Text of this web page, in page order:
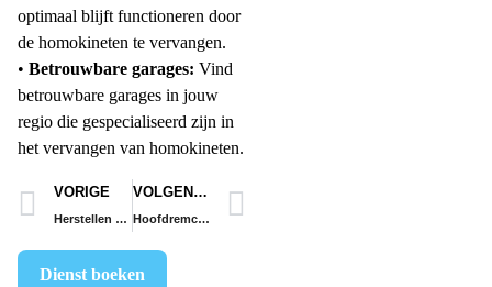
optimaal blijft functioneren door
de homokineten te vervangen.
• Betrouwbare garages: Vind
betrouwbare garages in jouw
regio die gespecialiseerd zijn in
het vervangen van homokineten.
VORIGE
Herstellen van kapotte autosleutels
VOLGENDE
Hoofdremcilinder vervangen
Dienst boeken